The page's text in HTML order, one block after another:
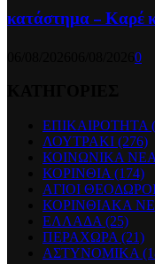
κατάστημα – Καρέ
0
ΕΠΙΚΑΙΡΟΤΗΤΑ
ΛΟΥΤΡΑΚΙ (276)
ΚΟΙΝΩΝΙΚΑ ΝΕΑ
ΚΟΡΙΝΘΙΑ (174)
ΑΓΙΟΙ
ΚΟΡΙΝΘΙΑΚΑ
ΕΛΛΑΔΑ (25)
ΠΕΡΑΧΩΡΑ (21)
ΑΣΤΥΝΟΜΙΚΑ